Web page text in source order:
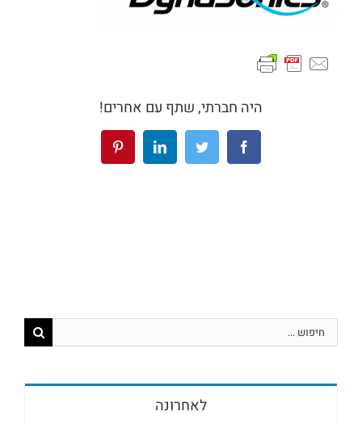
היה חברתי, שתף עם אחרים!
לאחרונה